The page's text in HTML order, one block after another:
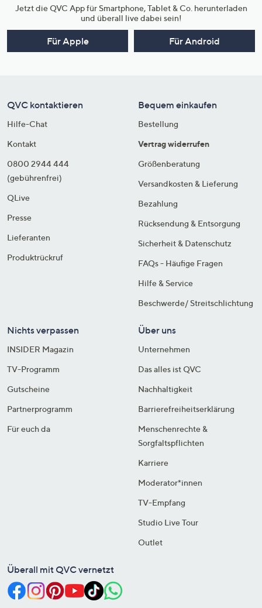
Jetzt die QVC App für Smartphone, Tablet & Co. herunterladen
und überall live dabei sein!
Für Apple Für Android
QVC kontaktieren
Hilfe-Chat
Kontakt
0800 2944 444
(gebührenfrei)
QLive
Presse
Lieferanten
Produktrückruf
Bequem einkaufen
Bestellung
Vertrag widerrufen
Größenberatung
Versandkosten & Lieferung
Bezahlung
Rücksendung & Entsorgung
Sicherheit & Datenschutz
FAQs - Häufige Fragen
Hilfe & Service
Beschwerde/ Streitschlichtung
Nichts verpassen
INSIDER Magazin
TV-Programm
Gutscheine
Partnerprogramm
Für euch da
Über uns
Unternehmen
Das alles ist QVC
Nachhaltigkeit
Barrierefreiheitserklärung
Menschenrechte &
Sorgfaltspflichten
Karriere
Moderator*innen
TV-Empfang
Studio Live Tour
Outlet
Überall mit QVC vernetzt